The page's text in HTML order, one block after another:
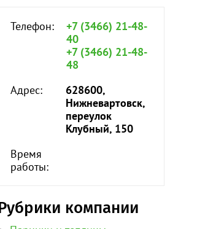
Телефон:
+7 (3466) 21-48-
40
+7 (3466) 21-48-
48
Адрес:
628600,
Нижневартовск,
переулок
Клубный, 150
Время
работы:
компании